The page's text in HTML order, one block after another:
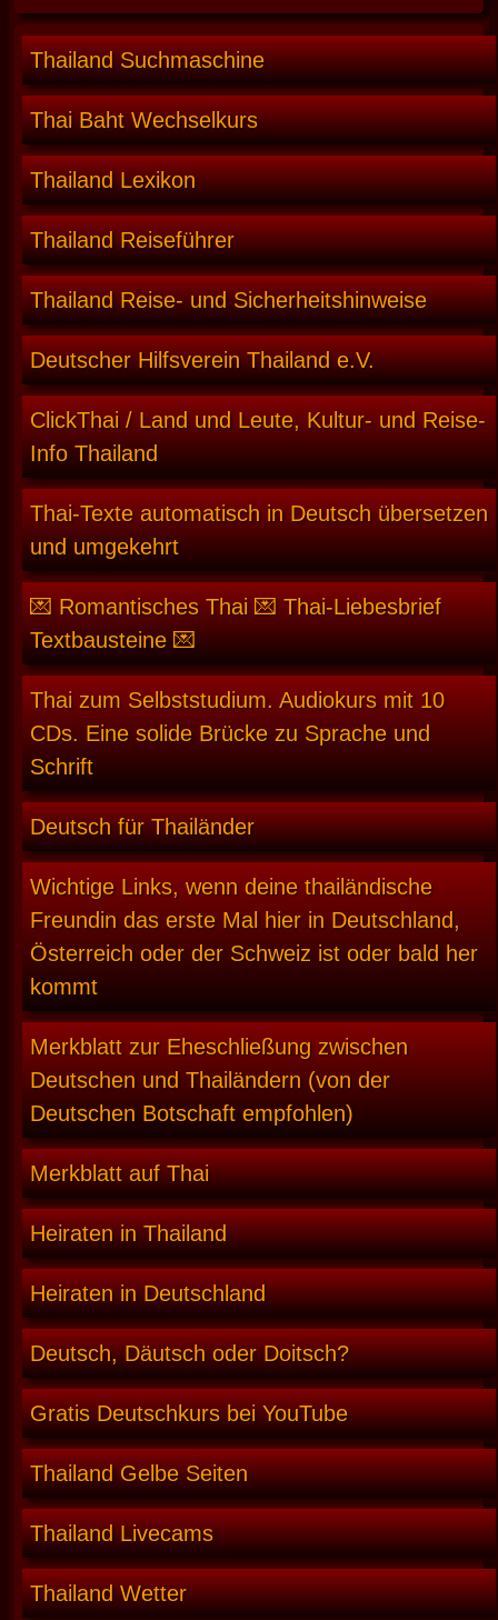
Thailand Suchmaschine
Thai Baht Wechselkurs
Thailand Lexikon
Thailand Reiseführer
Thailand Reise- und Sicherheitshinweise
Deutscher Hilfsverein Thailand e.V.
ClickThai / Land und Leute, Kultur- und Reise-
Info Thailand
Thai-Texte automatisch in Deutsch übersetzen
und umgekehrt
💌 Romantisches Thai 💌 Thai-Liebesbrief
Textbausteine 💌
Thai zum Selbststudium. Audiokurs mit 10
CDs. Eine solide Brücke zu Sprache und
Schrift
Deutsch für Thailänder
Wichtige Links, wenn deine thailändische
Freundin das erste Mal hier in Deutschland,
Österreich oder der Schweiz ist oder bald her
kommt
Merkblatt zur Eheschließung zwischen
Deutschen und Thailändern (von der
Deutschen Botschaft empfohlen)
Merkblatt auf Thai
Heiraten in Thailand
Heiraten in Deutschland
Deutsch, Däutsch oder Doitsch?
Gratis Deutschkurs bei YouTube
Thailand Gelbe Seiten
Thailand Livecams
Thailand Wetter